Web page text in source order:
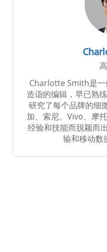
Charlotte Smith是一
造诣的编辑，早已熟
研究了每个品牌的细
加、索尼、Vivo、摩
经验和技能而脱颖而
输和移动数